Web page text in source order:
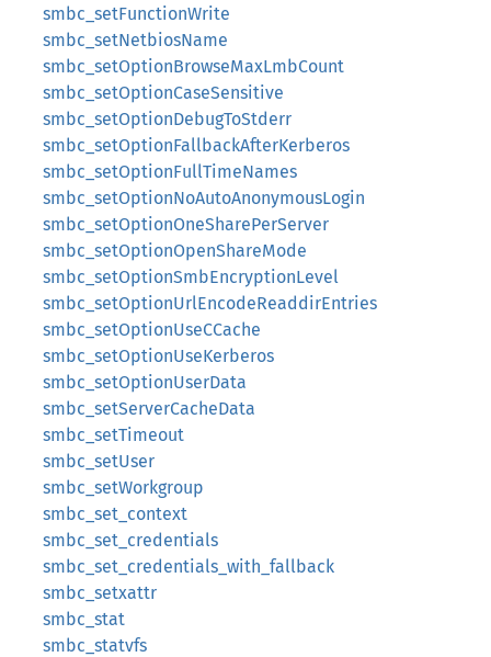
smbc_setFunctionWrite
smbc_setNetbiosName
smbc_setOptionBrowseMaxLmbCount
smbc_setOptionCaseSensitive
smbc_setOptionDebugToStderr
smbc_setOptionFallbackAfterKerberos
smbc_setOptionFullTimeNames
smbc_setOptionNoAutoAnonymousLogin
smbc_setOptionOneSharePerServer
smbc_setOptionOpenShareMode
smbc_setOptionSmbEncryptionLevel
smbc_setOptionUrlEncodeReaddirEntries
smbc_setOptionUseCCache
smbc_setOptionUseKerberos
smbc_setOptionUserData
smbc_setServerCacheData
smbc_setTimeout
smbc_setUser
smbc_setWorkgroup
smbc_set_context
smbc_set_credentials
smbc_set_credentials_with_fallback
smbc_setxattr
smbc_stat
smbc_statvfs